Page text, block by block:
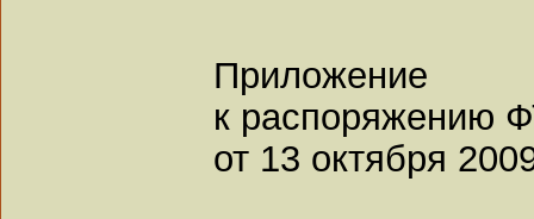
Приложение
к распоряжению
от 13 октября